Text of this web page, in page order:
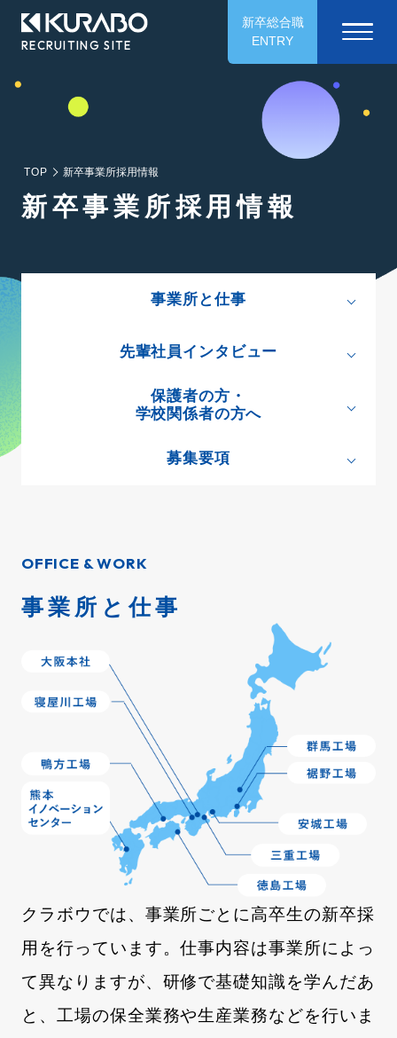
RECRUITING SITE
新卒総合職
ENTRY
TOP 新卒事業所採用情報
新卒事業所採用情報
事業所と仕事
先輩社員インタビュー
保護者の方・
学校関係者の方へ
募集要項
OFFICE & WORK
事業所と仕事
クラボウでは、事業所ごとに高卒生の新卒採
用を行っています。仕事内容は事業所によっ
て異なりますが、研修で基礎知識を学んだあ
と、工場の保全業務や生産業務などを行いま